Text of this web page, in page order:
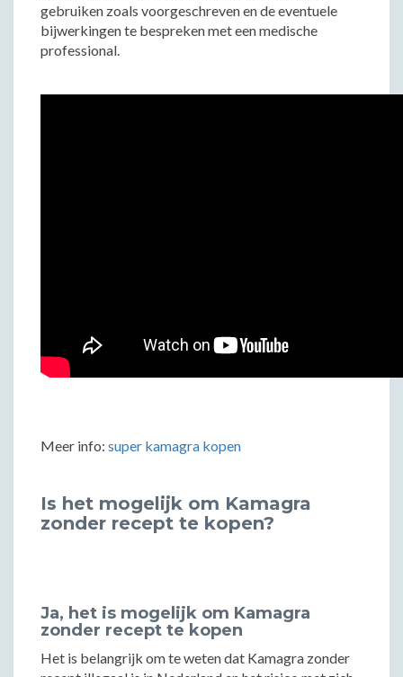
gebruiken zoals voorgeschreven en de eventuele
bijwerkingen te bespreken met een medische
professional.
Meer info: super kamagra kopen
Is het mogelijk om Kamagra
zonder recept te kopen?
Ja, het is mogelijk om Kamagra
zonder recept te kopen
Het is belangrijk om te weten dat Kamagra zonder